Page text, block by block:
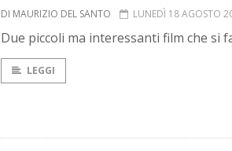
DI MAURIZIO DEL SANTO LUNEDÌ 18 AGOSTO
Due piccoli ma interessanti film che si
LEGGI